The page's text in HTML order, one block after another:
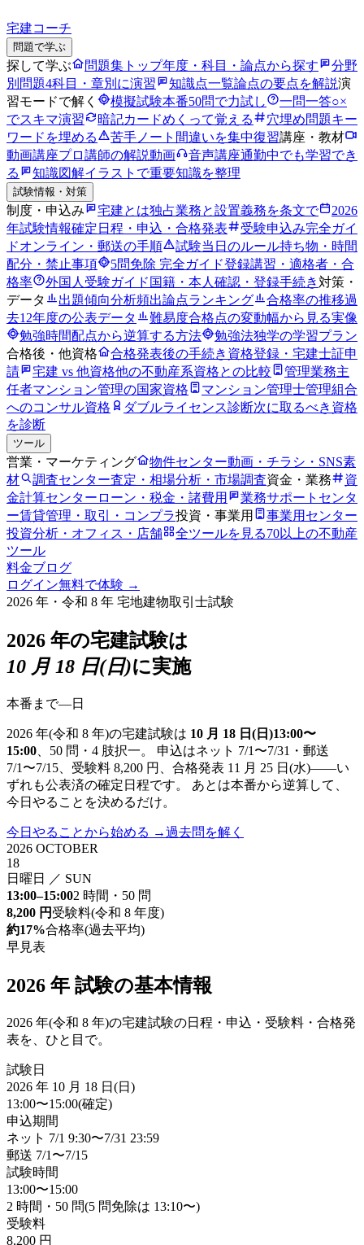
宅建コーチ
問題で学ぶ
探して学ぶ 問題集トップ年度・科目・論点から探す
分野
別問題4科目・章別に演習 知識点一覧論点の要点を解説演
習モードで解く
模擬試験本番50問で力試し 一問一答○×
でスキマ演習
暗記カードめくって覚える 穴埋め問題キー
ワードを埋める
苦手ノート 間違いを集中復習講座・教材
動画講座プロ講師の解説動画 音声講座通勤中でも学習でき
る
知識図解イラストで重要知識を整理
試験情報・対策
制度・申込み 宅建とは独占業務と設置義務を条文で
2026
年試験情報確定日程・申込・合格発表
受験申込み完全ガイ
ドオンライン・郵送の手順 試験当日のルール持ち物・時間
配分・禁止事項
5問免除 完全ガイド登録講習・適格者・合
格率
外国人受験ガイド 国籍・本人確認・登録手続き対策・
データ
出題傾向分析頻出論点ランキング 合格率の推移過
去12年度の公表データ
難易度合格点の変動幅から見る実像
勉強時間配点から逆算する方法 勉強法独学の学習プラン
合格後・他資格
合格発表後の手続き 資格登録・宅建士証申
請
宅建 vs 他資格他の不動産系資格との比較
管理業務主
任者マンション管理の国家資格 マンション管理士管理組合
へのコンサル資格
ダブルライセンス診断次に取るべき資格
を診断
ツール
営業・マーケティング 物件センター動画・チラシ・SNS素
材
調査センター査定・相場分析・市場調査資金・業務
資
金計算センター ローン・税金・諸費用
業務サポートセンタ
ー賃貸管理・取引・コンプラ投資・事業用
事業用センター
投資分析・オフィス・店舗
全ツールを見る70以上の不動産
ツール
料金ブログ
ログイン無料で体験 →
2026 年・令和 8 年 宅地建物取引士試験
2026 年の宅建試験は
10 月 18 日(日)に実施
本番まで—日
2026 年(令和 8 年)の宅建試験は 10 月 18 日(日)13:00〜
15:00 、50 問・4 肢択一。 申込はネット 7/1〜7/31・郵送
7/1〜7/15、受験料 8,200 円、合格発表 11 月 25 日(水)——い
ずれも公表済の確定日程です。 あとは本番から逆算して、
今日やることを決めるだけ。
今日やることから始める →過去問を解く
2026 OCTOBER
18
日曜日 ／ SUN
13:00–15:002 時間・50 問
8,200 円 受験料(令和 8 年度)
約17%合格率(過去平均)
早見表
2026 年 試験の基本情報
2026 年(令和 8 年)の宅建試験の日程・申込・受験料・合格発
表を、ひと目で。
試験日
2026 年 10 月 18 日(日)
13:00〜15:00(確定)
申込期間
ネット 7/1 9:30〜7/31 23:59
郵送 7/1〜7/15
試験時間
13:00〜15:00
2 時間・50 問(5 問免除は 13:10〜)
受験料
8,200 円